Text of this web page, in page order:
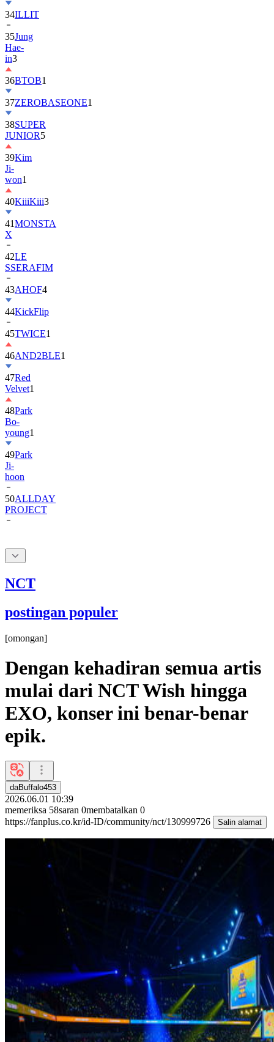
35Jung
Hae-
in3
36BTOB
37ZEROBASEONE
38SUPER
JUNIOR
39Kim
Ji-
won1
40KiiiKiii
41MONSTA
X
42
SSERAFIM
43AHOF4
44KickFlip
45TWICE1
46AND2BLE
47Red
Velvet
48Park
Bo-
young1
49Park
Ji-
hoon
50ALLDAY
PROJECT
NCT
postingan populer
[omongan]
Dengan kehadiran semua artis
mulai dari NCT Wish hingga
EXO, konser ini benar-benar
epik.
daBuffalo453
2026.06.01 10:39
memeriksa 58saran 0membatalkan 0
https://fanplus.co.kr/id-ID/community/nct/130999726
Salin alamat